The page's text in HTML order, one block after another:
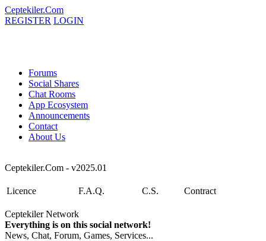
Ceptekiler.Com
REGISTER LOGIN
Forums
Social Shares
Chat Rooms
App Ecosystem
Announcements
Contact
About Us
Ceptekiler.Com - v2025.01
Licence F.A.Q. C.S. Contract
Ceptekiler Network
Everything is on this social network!
News, Chat, Forum, Games, Services...